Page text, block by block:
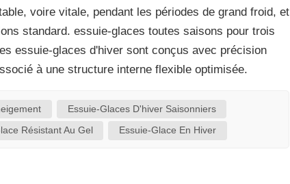
voire vitale, pendant les périodes de grand froid, et
standard. essuie-glaces toutes saisons pour trois
essuie-glaces d'hiver sont conçus avec précision
à une structure interne flexible optimisée.
Aucun soulèvement irrégulier ni espace
un résultat impeccable, net et sans t...
Essuie-Glaces D'hiver Saisonniers
Résistant Au Gel Essuie-Glace En Hiver